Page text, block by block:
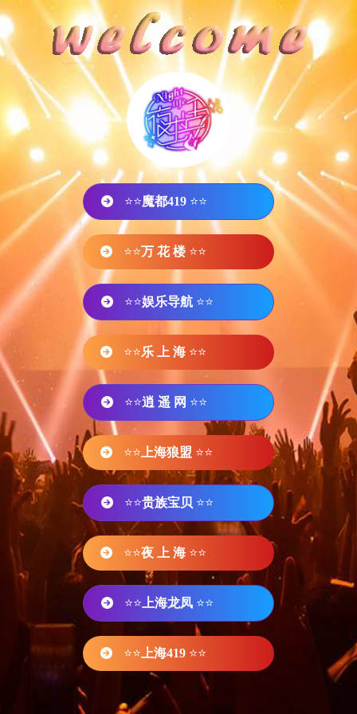
⭐⭐魔都419 ⭐⭐
⭐⭐万 花 楼 ⭐⭐
⭐⭐娱乐导航 ⭐⭐
⭐⭐乐 上 海 ⭐⭐
⭐⭐逍 遥 网 ⭐⭐
⭐⭐ 上海狼盟 ⭐⭐
⭐⭐贵族宝贝 ⭐⭐
⭐⭐夜 上 海 ⭐⭐
⭐⭐ 上海龙凤 ⭐⭐
⭐⭐ 上海419 ⭐⭐